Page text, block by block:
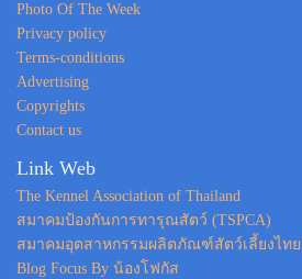
Photo Of The Week
Privacy policy
Terms-conditions
Advertising
Copyrights
Contact us
Link Web
The Kennel Association of Thailand
สมาคมป้องกันการทารุณสัตว์ (TSPCA)
สมาคมอุตสาหกรรมผลิตภัณฑ์สัตว์เลี้ยงไทย
Blog Focus By น้องโฟกัส